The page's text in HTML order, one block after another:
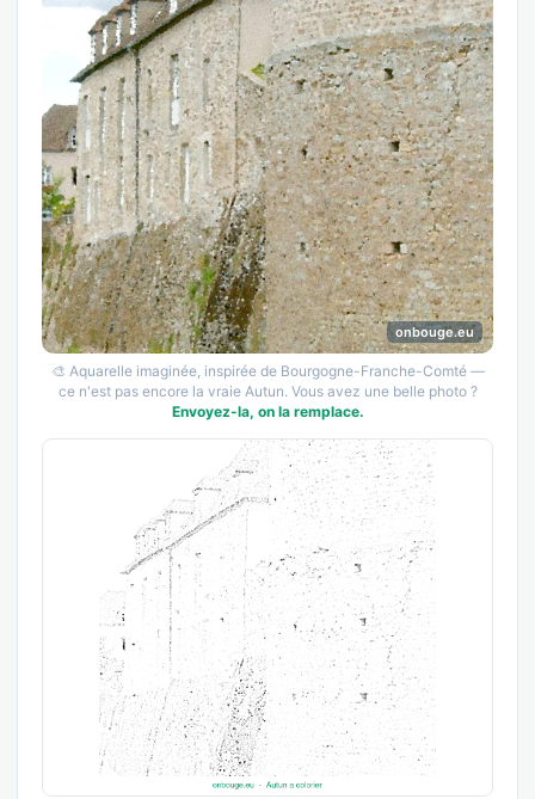
onbouge.eu
🎨 Aquarelle imaginée, inspirée de Bourgogne-Franche-Comté —
ce n'est pas encore la vraie Autun. Vous avez une belle photo ?
Envoyez-la, on la remplace.